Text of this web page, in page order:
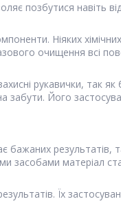
позбутися навіть
Ніяких
очищення всі
рукавички, так як
забути. Його
бажаних результатів,
засобами матеріал
Їх